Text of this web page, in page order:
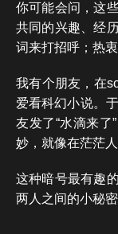
你可能会问，这
共同的兴趣、经
词来打招呼；热
我有个朋友，在
爱看科幻小说。
友发了“水滴来了
妙，就像在茫茫
这种暗号最有趣
两人之间的小秘